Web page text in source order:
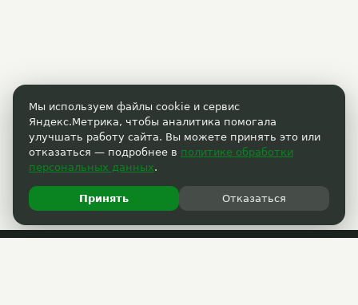
Мы используем файлы cookie и сервис
Яндекс.Метрика, чтобы аналитика помогала
улучшать работу сайта. Вы можете принять это или
отказаться — подробнее в политике обработки
персональных данных.
Принять Отказаться